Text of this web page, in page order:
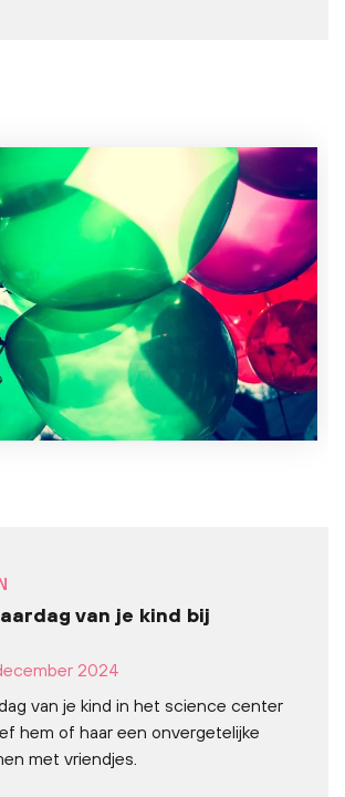
van je kind bij
2024
van je kind in het science center
hem of haar een onvergetelijke
met vriendjes.